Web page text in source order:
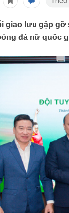
giao lưu gặp
đá nữ quốc